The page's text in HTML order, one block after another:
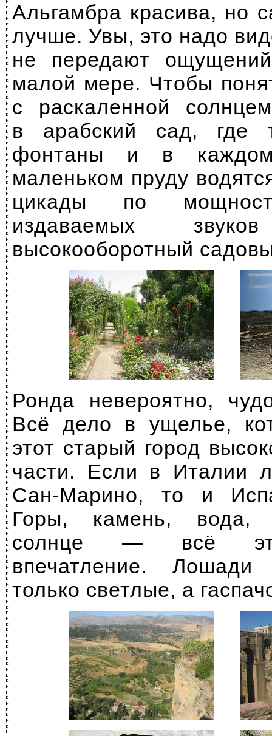
Альгамбра красива, но
лучше. Увы, это надо
не передают
малой мере. Чтобы
с раскаленной
в арабский сад, где
фонтаны и в
маленьком пруду
цикады по
издаваемых
высокооборотный
Ронда невероятно,
Всё дело в ущелье,
этот старый город
части. Если в Италии
Сан-Марино, то и
Горы, камень, вода,
солнце — всё это
впечатление.
только светлые, а